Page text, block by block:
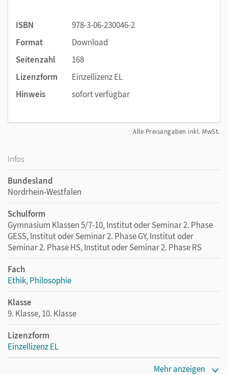
ISBN
978-3-06-230046-2
Format
Download
Seitenzahl
168
Lizenzform
Einzellizenz EL
Hinweis
sofort verfügbar
Alle Preisangaben inkl. MwSt.
Infos
Bundesland
Nordrhein-Westfalen
Schulform
Gymnasium Klassen 5/7-10, Institut oder Seminar 2. Phase
GESS, Institut oder Seminar 2. Phase GY, Institut oder
Seminar 2. Phase HS, Institut oder Seminar 2. Phase RS
Fach
Ethik,Philosophie
Klasse
9. Klasse, 10. Klasse
Lizenzform
Einzellizenz EL
Mehr anzeigen